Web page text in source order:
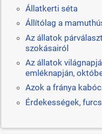
Állatkerti séta
Állítólag a
Az állatok
szokásairól
Az állatok
emléknapján,
Azok a fránya
Érdekességek,